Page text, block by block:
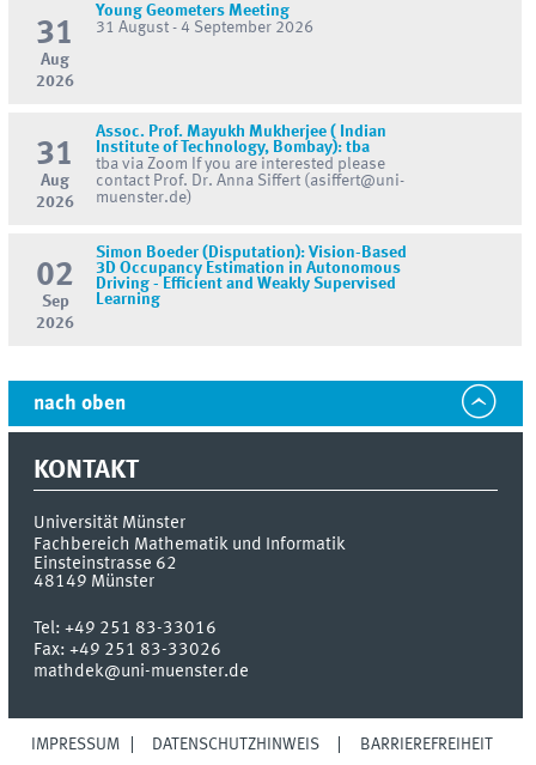
31
Aug
2026
Young Geometers Meeting
31 August - 4 September 2026
31
Aug
2026
Assoc. Prof. Mayukh Mukherjee ( Indian
Institute of Technology, Bombay): tba
tba via Zoom If you are interested please
contact Prof. Dr. Anna Siffert (asiffert@uni-
muenster.de)
02
Sep
2026
Simon Boeder (Disputation): Vision-Based
3D Occupancy Estimation in Autonomous
Driving - Efficient and Weakly Supervised
Learning
nach oben
KONTAKT
Universität Münster
Fachbereich Mathematik und Informatik
Einsteinstrasse 62
48149 Münster
Tel:+49 251 83-33016
Fax:+49 251 83-33026
mathdek@uni-muenster.de
IMPRESSUM DATENSCHUTZHINWEIS BARRIEREFREIHEIT